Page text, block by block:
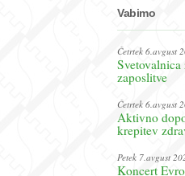
Vabimo
Četrtek 6.avgust
zaposlitve
Četrtek 6.avgust
Aktivno
krepitev
Petek 7.avgust
Koncert